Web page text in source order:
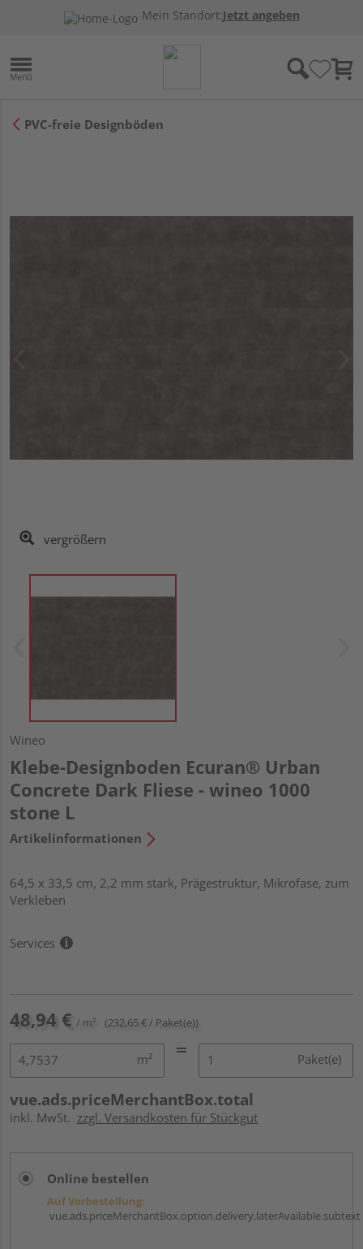
Mein Standort:Jetzt angeben
PVC-freie Designböden
vergrößern
Wineo
Klebe-Designboden Ecuran® Urban
Concrete Dark Fliese - wineo 1000
stone L
Artikelinformationen
64,5 x 33,5 cm, 2,2 mm stark, Prägestruktur, Mikrofase, zum
Verkleben
Services
48,94 € / m² (232,65 € / Paket(e))
m² Paket(e)
vue.ads.priceMerchantBox.total
inkl. MwSt. zzgl. Versandkosten für Stückgut
Online bestellen
Auf Vorbestellung:
vue.ads.priceMerchantBox.option.delivery.laterAvailable.subtext